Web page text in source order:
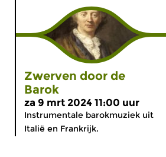
Zwerven door de
Barok
za 9 mrt 2024 11:00 uur
Instrumentale barokmuziek uit
Italië en Frankrijk.